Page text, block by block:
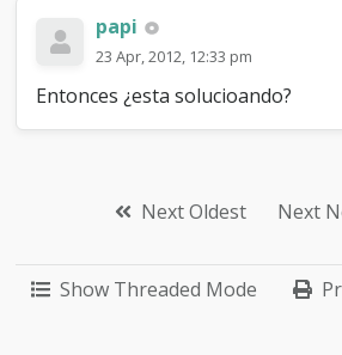
papi
23 Apr, 2012, 12:33 pm
Entonces ¿esta solucioando?
Next Oldest Next
Show Threaded Mode